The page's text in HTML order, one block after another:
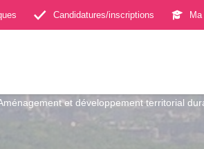
Candidatures/inscriptions Ma
et développement territorial